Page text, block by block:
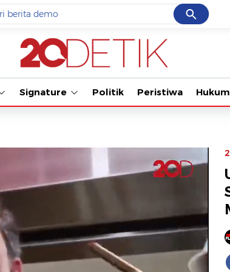
Cancel
sedang ramai dicari
gempa hari ini
yang dicari
Tonton kabar
Signature Politik Peristiwa Hukum